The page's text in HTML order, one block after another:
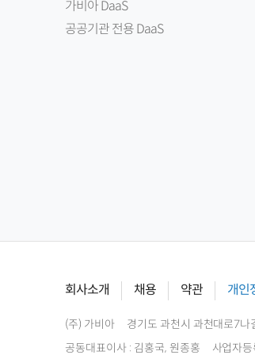
가비아 DaaS
공공기관 전용 DaaS
회사소개 채용 약관 개인
(주) 가비아
경기도 과천시 과천대로7
공동대표이사 : 김홍국, 원종홍
사업자